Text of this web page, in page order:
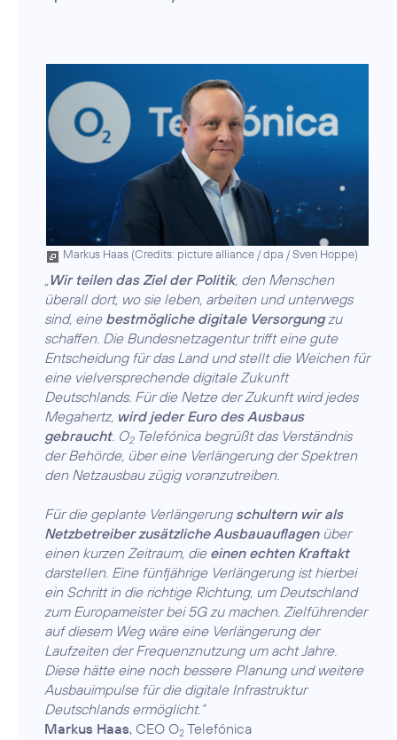
Markus Haas (Credits: picture alliance / dpa / Sven Hoppe)
Wir teilen das Ziel der Politik, den Menschen
überall dort, wo sie leben, arbeiten und unterwegs
sind, eine bestmögliche digitale Versorgungzu
schaffen. Die Bundesnetzagentur trifft eine gute
Entscheidung für das Land und stellt die Weichen für
eine vielversprechende digitale Zukunft
Deutschlands. ​Für die Netze der Zukunft wird jedes
Megahertz, wird jeder Euro des Ausbaus
gebraucht. O2Telefónica begrüßt das Verständnis
der Behörde, über eine Verlängerung der Spektren
den Netzausbau zügig voranzutreiben.
Für die geplante Verlängerung schultern wir als
Netzbetreiber zusätzliche Ausbauauflagenüber
einen kurzen Zeitraum, die einen echten Kraftakt
darstellen. Eine fünfjährige Verlängerung ist hierbei
ein Schritt in die richtige Richtung, um Deutschland
zum Europameister bei 5G zu machen. Zielführender
auf diesem Weg wäre eine Verlängerung der
Laufzeiten der Frequenznutzung um acht Jahre.
Diese hätte eine noch bessere Planung und weitere
Ausbauimpulse für die digitale Infrastruktur
Deutschlands ermöglicht.“
Markus Haas, CEO O2 Telefónica